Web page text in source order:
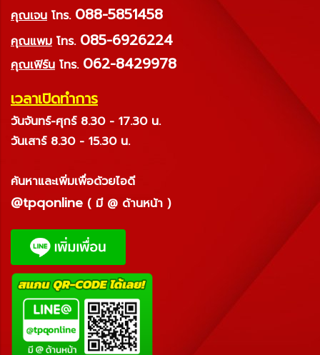
คุณเจน โทร. 088-5851458
คุณแพม โทร. 085-6926224
คุณเฟิร์น โทร. 062-8429978
เวลาเปิดทำการ
วันจันทร์-ศุกร์ 8.30 - 17.30 น.
วันเสาร์ 8.30 - 15.30 น.
ค้นหาและเพิ่มเพื่อด้วยไอดี
@tpqonline ( มี @ ด้านหน้า )